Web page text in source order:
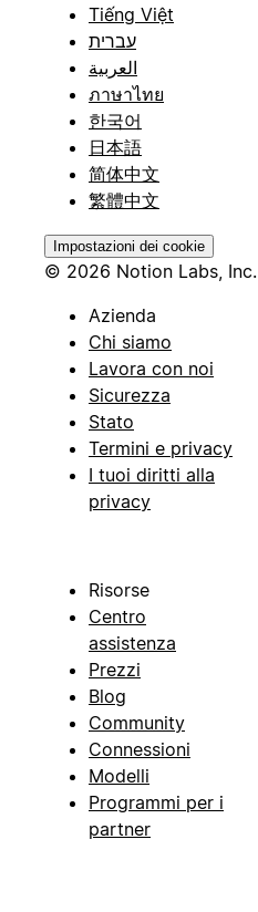
Tiếng Việt
עברית
العربية
ภาษาไทย
한국어
日本語
简体中文
繁體中文
Impostazioni dei cookie
© 2026 Notion Labs, Inc.
Azienda
Chi siamo
Lavora con noi
Sicurezza
Stato
Termini e privacy
I tuoi diritti alla
privacy
Risorse
Centro
assistenza
Prezzi
Blog
Community
Connessioni
Modelli
Programmi per i
partner